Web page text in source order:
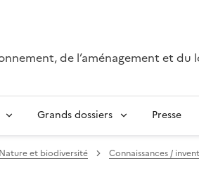
de l’aménagement et du
Grands dossiers Presse
Nature et biodiversité Connaissances /